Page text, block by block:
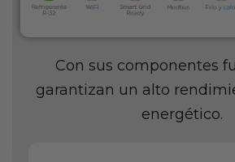
Con sus componentes
garantizan un alto
energético.